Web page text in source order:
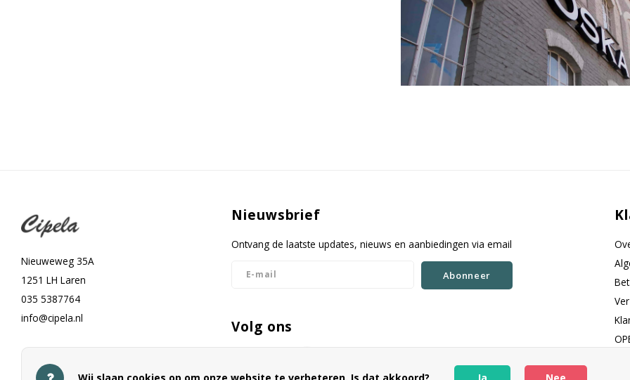
Nieuweweg 35A
1251 LH Laren
035 5387764
info@cipela.nl
Nieuwsbrief
Ontvang de laatste updates, nieuws en aanbiedingen via email
Abonneer
Volg ons
Wij slaan cookies op om onze website te verbeteren. Is dat akkoord?
Ja Nee